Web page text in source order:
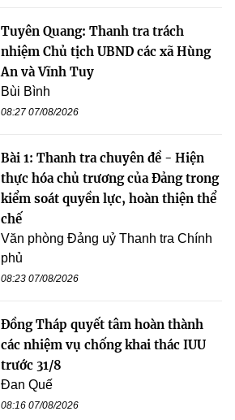
Tuyên Quang: Thanh tra trách
nhiệm Chủ tịch UBND các xã Hùng
An và Vĩnh Tuy
Bùi Bình
08:27 07/08/2026
Bài 1: Thanh tra chuyên đề - Hiện
thực hóa chủ trương của Đảng trong
kiểm soát quyền lực, hoàn thiện thể
chế
Văn phòng Đảng uỷ Thanh tra Chính
phủ
08:23 07/08/2026
Đồng Tháp quyết tâm hoàn thành
các nhiệm vụ chống khai thác IUU
trước 31/8
Đan Quế
08:16 07/08/2026